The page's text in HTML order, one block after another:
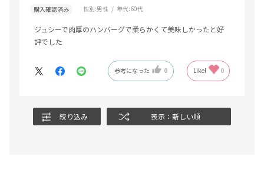
購入確認済み 性別:男性 年代:60代
ジュシーで肉厚のハンバーグで柔らかくて美味しかったと好
評でした
参考になった 0 Like! 0
絞り込み 表示：新しい順